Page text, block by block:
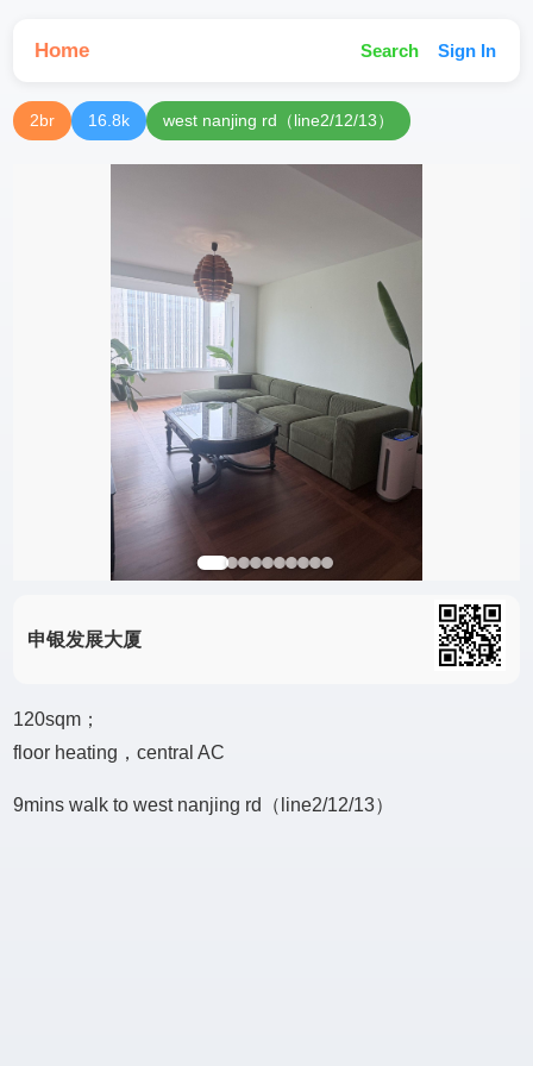
Home Search Sign In
2br 16.8k west nanjing rd（line2/12/13）
申银发展大厦
120sqm；
floor heating，central AC
9mins walk to west nanjing rd（line2/12/13）